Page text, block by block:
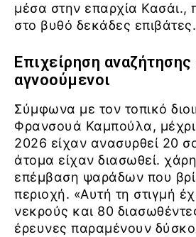
μέσα στην επαρχία Κασάι.,
στο βυθό δεκάδες επιβάτες.
Επιχείρηση αναζήτησης
αγνοούμενοι
Σύμφωνα με τον τοπικό
Φρανσουά Καμπούλα, μέχρι
2026 είχαν ανασυρθεί 20
άτομα είχαν διασωθεί.
επέμβαση ψαράδων που
περιοχή. «Αυτή τη στιγμή
νεκρούς και 80
έρευνες παραμένουν